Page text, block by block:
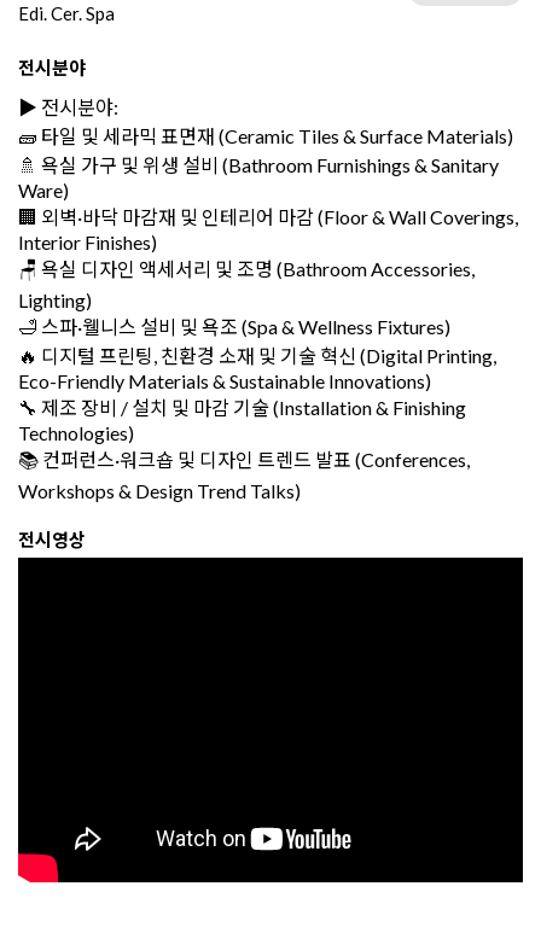
Edi. Cer. Spa
전시분야
▶️ 전시분야:
🧱 타일 및 세라믹 표면재 (Ceramic Tiles & Surface Materials)
🚿 욕실 가구 및 위생 설비 (Bathroom Furnishings & Sanitary
Ware)
🏢 외벽·바닥 마감재 및 인테리어 마감 (Floor & Wall Coverings,
Interior Finishes)
🪑 욕실 디자인 액세서리 및 조명 (Bathroom Accessories,
Lighting)
🛁 스파·웰니스 설비 및 욕조 (Spa & Wellness Fixtures)
🔥 디지털 프린팅, 친환경 소재 및 기술 혁신 (Digital Printing,
Eco-Friendly Materials & Sustainable Innovations)
🔧 제조 장비 / 설치 및 마감 기술 (Installation & Finishing
Technologies)
📚 컨퍼런스·워크숍 및 디자인 트렌드 발표 (Conferences,
Workshops & Design Trend Talks)
전시영상